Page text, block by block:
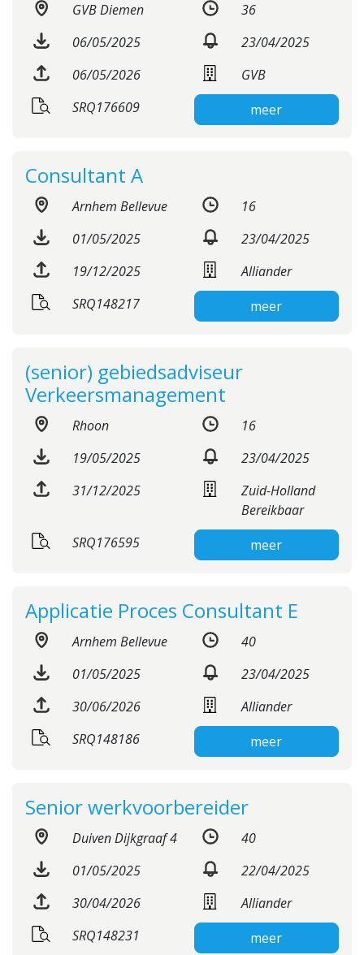
GVB Diemen
36
06/05/2025
23/04/2025
06/05/2026
GVB
SRQ176609
meer
Consultant A
Arnhem Bellevue
16
01/05/2025
23/04/2025
19/12/2025
Alliander
SRQ148217
meer
(senior) gebiedsadviseur
Verkeersmanagement
Rhoon
16
19/05/2025
23/04/2025
31/12/2025
Zuid-Holland
Bereikbaar
SRQ176595
meer
Applicatie Proces Consultant E
Arnhem Bellevue
40
01/05/2025
23/04/2025
30/06/2026
Alliander
SRQ148186
meer
Senior werkvoorbereider
Duiven Dijkgraaf 4
40
01/05/2025
22/04/2025
30/04/2026
Alliander
SRQ148231
meer